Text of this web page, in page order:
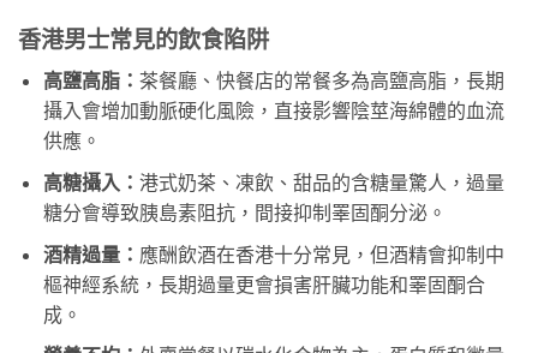
香港男士常見的飲食陷阱
高鹽高脂： 茶餐廳、快餐店的常餐多為高鹽高脂，長期
攝入會增加動脈硬化風險，直接影響陰莖海綿體的血流
供應。
高糖攝入： 港式奶茶、凍飲、甜品的含糖量驚人，過量
糖分會導致胰島素阻抗，間接抑制睪固酮分泌。
酒精過量： 應酬飲酒在香港十分常見，但酒精會抑制中
樞神經系統，長期過量更會損害肝臟功能和睪固酮合
成。